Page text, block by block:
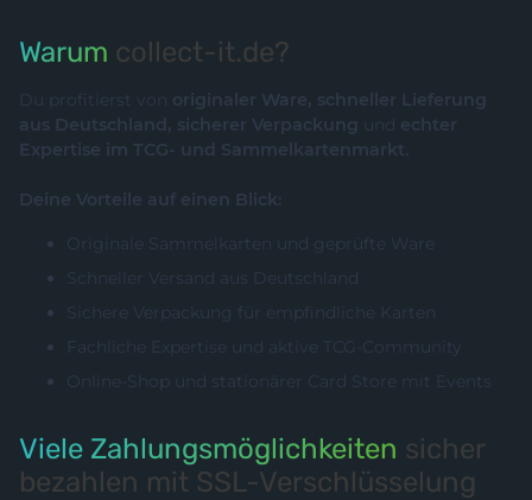
Warum collect-it.de?
Du profitierst von originaler Ware, schneller Lieferung
aus Deutschland, sicherer Verpackung und echter
Expertise im TCG- und Sammelkartenmarkt.
Deine Vorteile auf einen Blick:
Originale Sammelkarten und geprüfte Ware
Schneller Versand aus Deutschland
Sichere Verpackung für empfindliche Karten
Fachliche Expertise und aktive TCG-Community
Online-Shop und stationärer Card Store mit Events
Viele Zahlungsmöglichkeiten sicher
bezahlen mit SSL-Verschlüsselung